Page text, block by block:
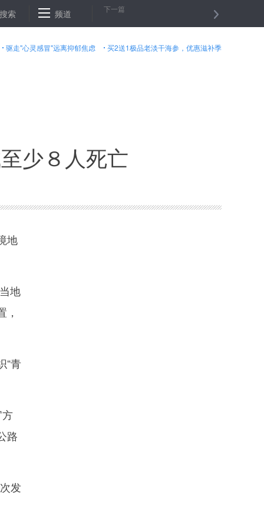
世卫组织当选总干事重申将继续坚持一个中国原则 纽约金价２
搜索 频道 下一篇
驱走"心灵感冒"远离抑郁焦虑 买2送1极品老淡干海参，优惠滋补季
少８人死亡
地
地
“青
路
发